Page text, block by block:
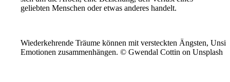
geliebten Menschen oder etwas anderes handelt.
Wiederkehrende Träume können mit versteckten Ängsten,
Emotionen zusammenhängen. © Gwendal Cottin on Unsplash